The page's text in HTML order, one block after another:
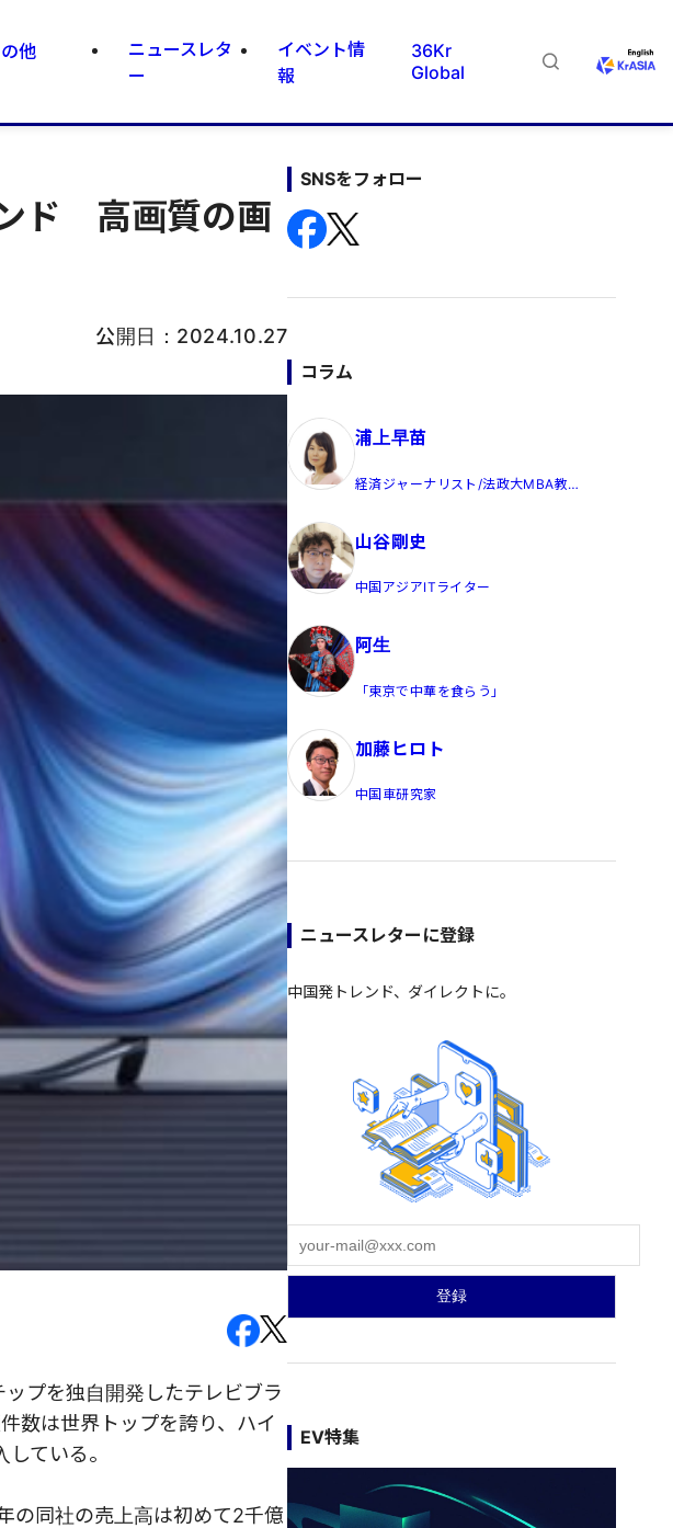
他
ニュースレタ
ー
イベント情
報
36Kr
Global
ド 高画質の画
公開日： 2024.10.27
プを独自開発したテレビブラ
数は世界トップを誇り、ハイ
ている。
の同社の売上高は初めて2千億
SNSをフォロー
コラム
浦上早苗
経済ジャーナリスト/法政大MBA教
山谷剛史
中国アジアITライター
阿生
「東京で中華を食らう」
加藤ヒロト
中国車研究家
ニュースレターに登録
中国発トレンド、ダイレクトに。
EV特集